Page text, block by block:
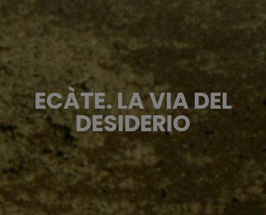
ECÀTE. LA VIA DEL
DESIDERIO